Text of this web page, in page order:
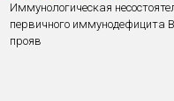
Иммунологическая
первичного иммунодефицита
прояв